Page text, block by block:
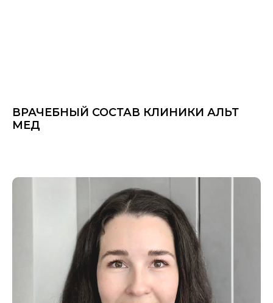
ВРАЧЕБНЫЙ СОСТАВ КЛИНИКИ АЛЬТ
МЕД